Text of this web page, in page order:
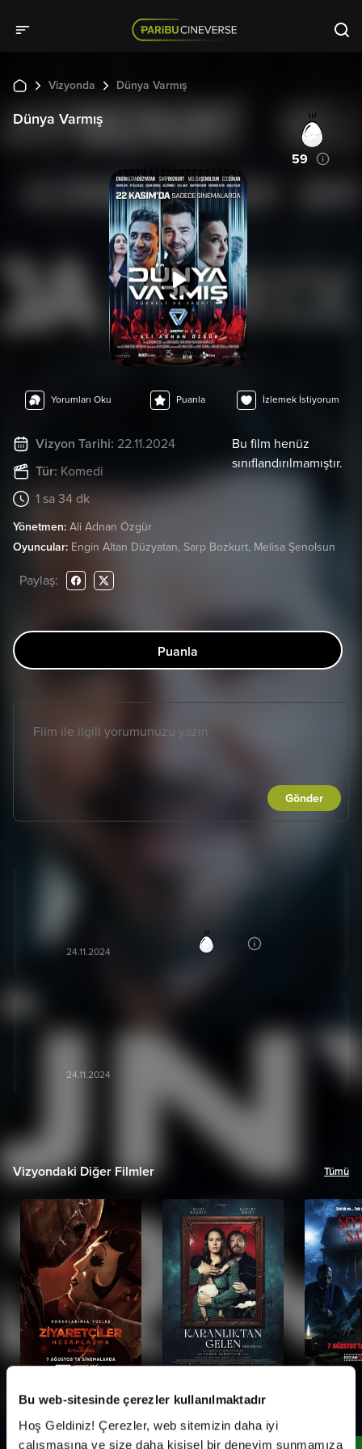
Bu web-sitesinde çerezler kullanılmaktadır
Hoş Geldiniz! Çerezler, web sitemizin daha iyi
çalışmasına ve size daha kişisel bir deneyim sunmamıza
Vizyonda Dünya Varmış
Dünya Varmış
59
Yorumları Oku Puanla İzlemek İstiyorum
Vizyon Tarihi: 22.11.2024
Tür: Komedi
1 sa 34 dk
Bu film henüz
sınıflandırılmamıştır.
Yönetmen: Ali Adnan Özgür
Oyuncular: Engin Altan Düzyatan, Sarp Bozkurt, Melisa Şenolsun
Paylaş:
Puanla
Gönder
UD 24.11.2024
24.11.2024
Vizyondaki Diğer Filmler Tümü